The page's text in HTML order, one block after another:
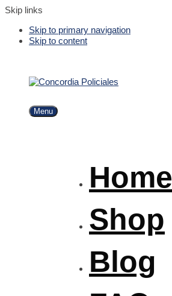
Skip links
Skip to primary navigation
Skip to content
Menu
Home
Shop
Blog